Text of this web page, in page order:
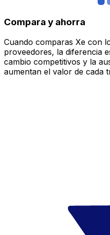
Compara y ahorra
Cuando comparas Xe con
proveedores, la diferencia
cambio competitivos y la
aumentan el valor de cada